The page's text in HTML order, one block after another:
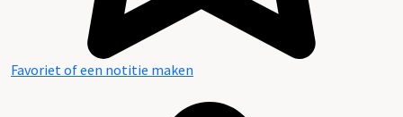
Favoriet of een notitie maken